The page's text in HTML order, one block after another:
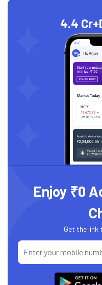
4.4 Cr+
Enjoy ₹0
Get the link